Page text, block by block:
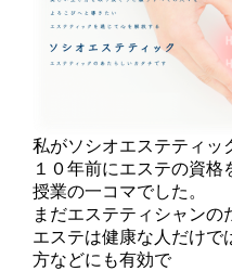
私がソシオエステティッ
１０年前にエステの資
授業の一コマでした。
まだエステティシャンの
エステは健康な人だけで
方などにも有効で